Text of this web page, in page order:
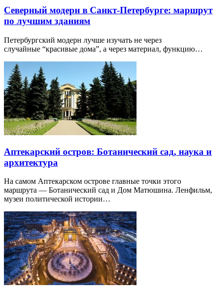
Северный модерн в Санкт-Петербурге: маршрут
по лучшим зданиям
Петербургский модерн лучше изучать не через
случайные “красивые дома”, а через материал, функцию…
Аптекарский остров: Ботанический сад, наука и
архитектура
На самом Аптекарском острове главные точки этого
маршрута — Ботанический сад и Дом Матюшина. Ленфильм,
музеи политической истории…